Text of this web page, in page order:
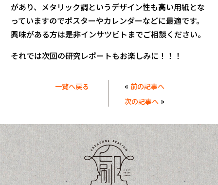
があり、メタリック調というデザイン性も高い用紙とな
っていますのでポスターやカレンダーなどに最適です。
興味がある方は是非インサツビトまでご相談ください。
それでは次回の研究レポートもお楽しみに！！！
一覧へ戻る « 前の記事へ
次の記事へ »